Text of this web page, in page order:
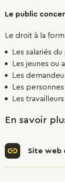
Le public
Le droit à la
Les salariés
Les jeunes ou
Les
Les
Les
En savoir
Site web